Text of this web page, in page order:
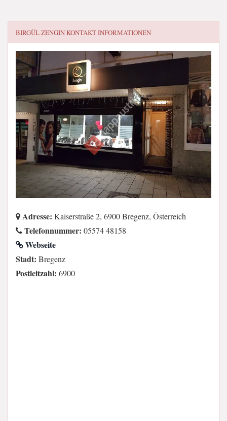
BIRGÜL ZENGINKONTAKT INFORMATIONEN
Adresse: Kaiserstraße 2, 6900 Bregenz, Österreich
Telefonnummer: 05574 48158
Webseite
Stadt: Bregenz
Postleitzahl: 6900